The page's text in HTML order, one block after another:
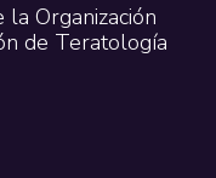
Organización
de Teratología